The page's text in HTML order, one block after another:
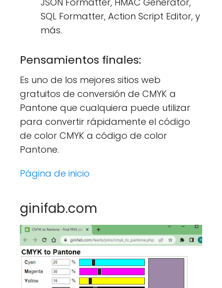
SQL Formatter, Action Script Editor, y
más.
Pensamientos finales:
Es uno de los mejores sitios web
gratuitos de conversión de CMYK a
Pantone que cualquiera puede utilizar
para convertir rápidamente el código
de color CMYK a código de color
Pantone.
Página de inicio
ginifab.com